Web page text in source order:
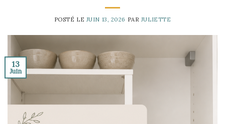
POSTÉ LE JUIN 13, 2026 PAR JULIETTE
13
Juin